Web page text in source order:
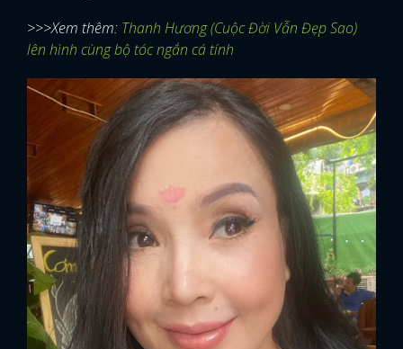
>>>Xem thêm: Thanh Hương (Cuộc Đời Vẫn Đẹp Sao)
lên hình cùng bộ tóc ngắn cá tính